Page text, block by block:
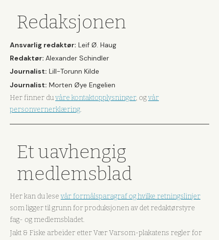
Redaksjonen
Ansvarlig redaktør: Leif Ø. Haug
Redaktør: Alexander Schindler
Journalist: Lill-Torunn Kilde
Journalist: Morten Øye Engelien
Her finner duvåre kontaktopplysninger, ogvår
personvernerklæring.
Et uavhengig
medlemsblad
Her kan du lese vår formålsparagraf og hvilke retningslinjer
som ligger til grunn for produksjonen av det redaktørstyre
fag- og medlemsbladet.
Jakt & Fiske arbeider etter Vær Varsom-plakatens regler for